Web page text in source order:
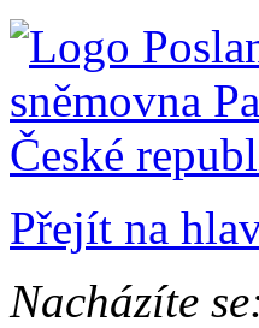
Přejít na
Nacházíte